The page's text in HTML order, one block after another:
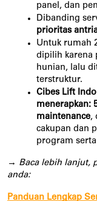
panel, dan
prioritas
Untuk rumah
dipilih karena
hunian, lalu
terstruktur.
Cibes Lift
menerapkan:
maintenance,
cakupan dan
program
→ Baca lebih lanjut,
anda:
Panduan Lengkap